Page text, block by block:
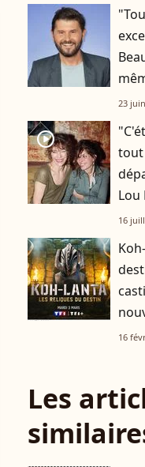
23
player2
tout
Lou
16
16
Les